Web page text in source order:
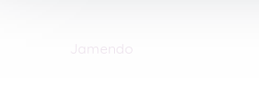
Jamendo